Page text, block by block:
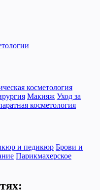
косметология
Макияж Уход за
косметология
и педикюр Брови и
Парикмахерское